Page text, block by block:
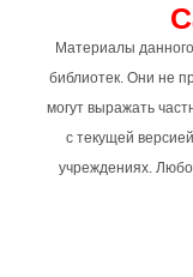
Материалы
библиотек. Они не
могут выражать
с текущей
учреждениях.